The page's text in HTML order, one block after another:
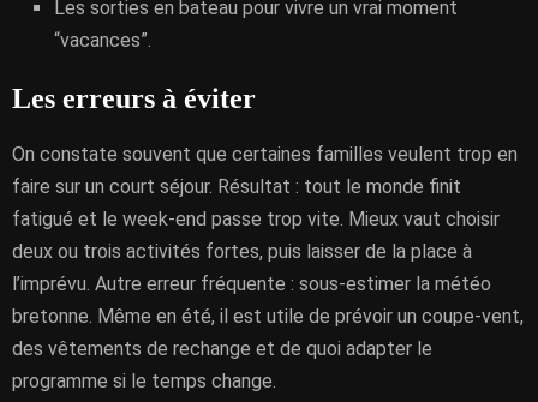
Les sorties en bateau pour vivre un vrai moment
“vacances”.
Les erreurs à éviter
On constate souvent que certaines familles veulent trop en
faire sur un court séjour. Résultat : tout le monde finit
fatigué et le week-end passe trop vite. Mieux vaut choisir
deux ou trois activités fortes, puis laisser de la place à
l’imprévu. Autre erreur fréquente : sous-estimer la météo
bretonne. Même en été, il est utile de prévoir un coupe-vent,
des vêtements de rechange et de quoi adapter le
programme si le temps change.